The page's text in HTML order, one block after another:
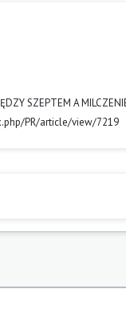
SZEPTEM A
PR/article/view/7219